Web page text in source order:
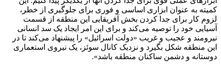
کمیته به عنوان ابزاری اساسی و فوری برای جلوگیری از خطر،
لزوم کار برای جدا کردن بخش آفریقایی این منطقه از قسمت
آسیایی خود را توصیه می‌کند و برای این امر ایجاد یک سد انسانی
نیرومند و عجیب و غریب «دولت اسرائیل» را پیشنهاد می‌کند تا در
این منطقه شکل بگیرد و نزدیک کانال سوئز، یک نیروی استعماری
دوستانه و دشمن ساکنان منطقه باشد».